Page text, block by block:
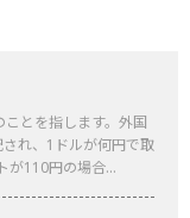
とを指します。外国
れ、1ドルが何円で取
が110円の場合...